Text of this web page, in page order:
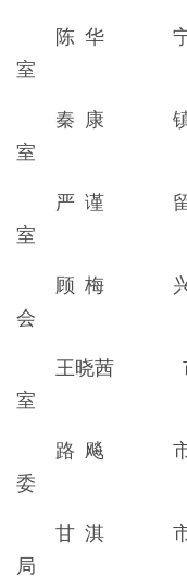
陈 华 宁强
秦 康 镇巴
严 谨 留坝
顾 梅 兴汉
王晓茜 市
路 飚 市
甘 淇 市